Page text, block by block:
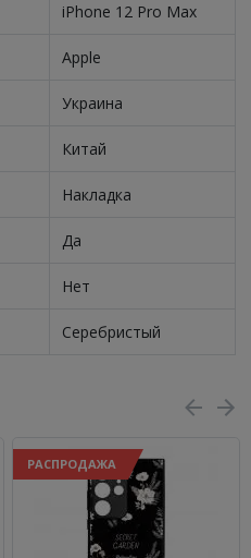
iPhone 12 Pro Max
Apple
Украина
Китай
Накладка
Да
Нет
Серебристый
РАСПРОДАЖА